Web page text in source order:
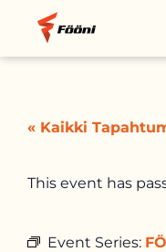
« Kaikki
This event has
Event Series: